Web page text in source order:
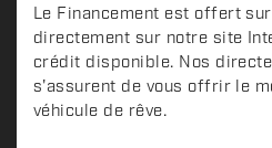
Le Financement est offert
directement sur notre site
crédit disponible. Nos
s'assurent de vous offrir le
véhicule de rêve.